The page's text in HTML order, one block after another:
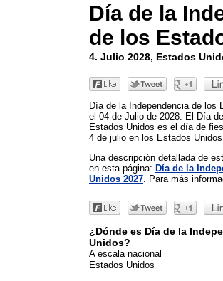
Día de la
de los
4. Julio 2028, Estados
Día de la Independencia de los
el 04 de Julio de 2028. El Día
Estados Unidos es el día de
4 de julio en los Estados Unidos.
Una descripción detallada de
en esta página: Día de la
Unidos 2027 . Para más
¿Dónde es Día de la
Unidos?
A escala nacional
Estados Unidos